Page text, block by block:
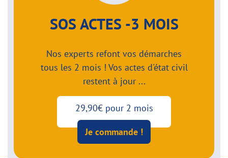
SOS ACTES -3 MOIS
Nos experts refont vos démarches
tous les 2 mois ! Vos actes d'état civil
restent à jour ...
29,90€ pour 2 mois
Je commande !